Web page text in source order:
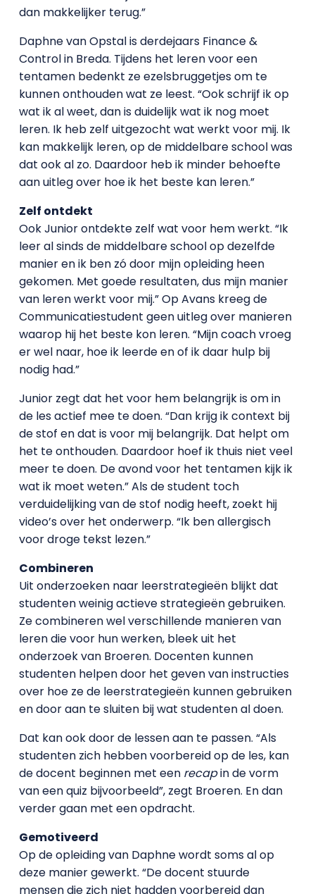
dan makkelijker terug.”
Daphne van Opstal is derdejaars Finance &
Control in Breda. Tijdens het leren voor een
tentamen bedenkt ze ezelsbruggetjes om te
kunnen onthouden wat ze leest. “Ook schrijf ik op
wat ik al weet, dan is duidelijk wat ik nog moet
leren. Ik heb zelf uitgezocht wat werkt voor mij. Ik
kan makkelijk leren, op de middelbare school was
dat ook al zo. Daardoor heb ik minder behoefte
aan uitleg over hoe ik het beste kan leren.”
Zelf ontdekt
Ook Junior ontdekte zelf wat voor hem werkt. “Ik
leer al sinds de middelbare school op dezelfde
manier en ik ben zó door mijn opleiding heen
gekomen. Met goede resultaten, dus mijn manier
van leren werkt voor mij.” Op Avans kreeg de
Communicatiestudent geen uitleg over manieren
waarop hij het beste kon leren. “Mijn coach vroeg
er wel naar, hoe ik leerde en of ik daar hulp bij
nodig had.”
Junior zegt dat het voor hem belangrijk is om in
de les actief mee te doen. “Dan krijg ik context bij
de stof en dat is voor mij belangrijk. Dat helpt om
het te onthouden. Daardoor hoef ik thuis niet veel
meer te doen. De avond voor het tentamen kijk ik
wat ik moet weten.” Als de student toch
verduidelijking van de stof nodig heeft, zoekt hij
video’s over het onderwerp. “Ik ben allergisch
voor droge tekst lezen.”
Combineren
Uit onderzoeken naar leerstrategieën blijkt dat
studenten weinig actieve strategieën gebruiken.
Ze combineren wel verschillende manieren van
leren die voor hun werken, bleek uit het
onderzoek van Broeren. Docenten kunnen
studenten helpen door het geven van instructies
over hoe ze de leerstrategieën kunnen gebruiken
en door aan te sluiten bij wat studenten al doen.
Dat kan ook door de lessen aan te passen. “Als
studenten zich hebben voorbereid op de les, kan
de docent beginnen met een recapin de vorm
van een quiz bijvoorbeeld”, zegt Broeren. En dan
verder gaan met een opdracht.
Gemotiveerd
Op de opleiding van Daphne wordt soms al op
deze manier gewerkt. “De docent stuurde
mensen die zich niet hadden voorbereid dan